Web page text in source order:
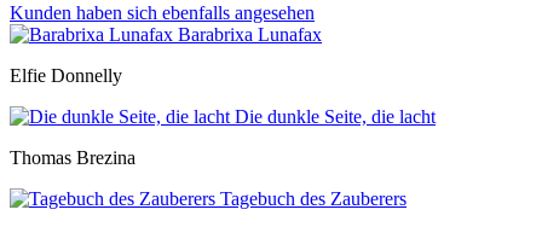
Kunden haben sich ebenfalls angesehen
Barabrixa Lunafax
Elfie Donnelly
Die dunkle Seite, die lacht
Thomas Brezina
Tagebuch des Zauberers